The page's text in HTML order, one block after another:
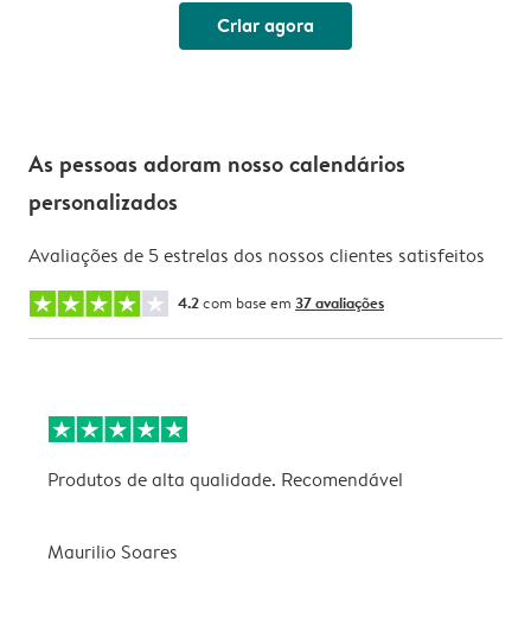
Criar agora
As pessoas adoram nosso calendários
personalizados
Avaliações de 5 estrelas dos nossos clientes satisfeitos
4.2com base em 37 avaliações
Produtos de alta qualidade. Recomendável
Maurilio Soares